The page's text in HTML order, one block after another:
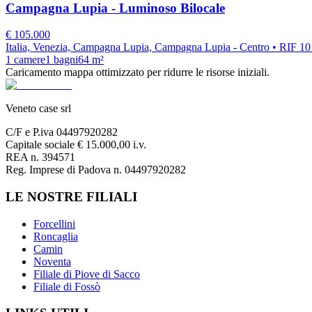
Campagna Lupia - Luminoso Bilocale
€ 105.000
Italia, Venezia, Campagna Lupia, Campagna Lupia - Centro • RIF
1 camere1 bagni64 m²
Caricamento mappa ottimizzato per ridurre le risorse iniziali.
Veneto case srl
C/F e P.iva 04497920282
Capitale sociale € 15.000,00 i.v.
REA n. 394571
Reg. Imprese di Padova n. 04497920282
LE NOSTRE FILIALI
Forcellini
Roncaglia
Camin
Noventa
Filiale di Piove di Sacco
Filiale di Fossò